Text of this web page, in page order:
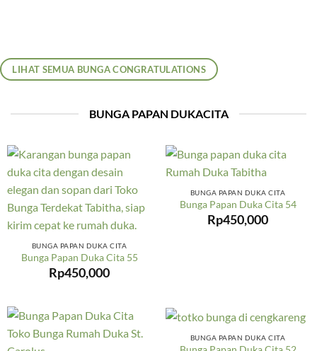
LIHAT SEMUA BUNGA CONGRATULATIONS
BUNGA PAPAN DUKACITA
BUNGA PAPAN DUKA CITA
Bunga Papan Duka Cita 55
Rp450,000
BUNGA PAPAN DUKA CITA
Bunga Papan Duka Cita 54
Rp450,000
BUNGA PAPAN DUKA CITA